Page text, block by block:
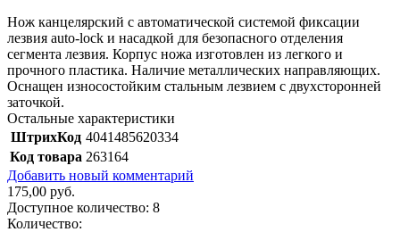
Нож канцелярский с автоматической системой фиксации
лезвия auto-lock и насадкой для безопасного отделения
сегмента лезвия. Корпус ножа изготовлен из легкого и
прочного пластика. Наличие металлических направляющих.
Оснащен износостойким стальным лезвием с двухсторонней
заточкой.
Остальные характеристики
ШтрихКод 4041485620334
Код товара 263164
Добавить новый комментарий
175,00 руб.
Доступное количество: 8
Количество: